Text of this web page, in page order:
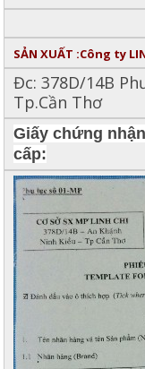
SẢN XUẤT :Công ty
Đc: 378D/14B
Tp.Cần Thơ
Giấy chứng
cấp: